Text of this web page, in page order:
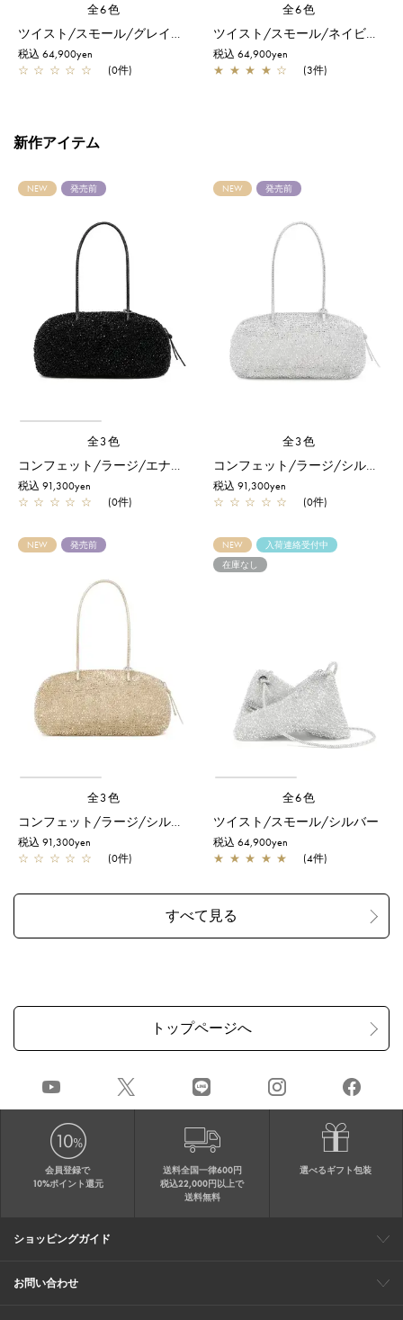
全6色
ツイスト/スモール/グレイッシュホワイトシルバー
税込 64,900yen
☆ ☆ ☆ ☆ ☆ (0件)
全6色
ツイスト/スモール/ネイビーシルバー
税込 64,900yen
★ ★ ★ ★ ☆ (3件)
新作アイテム
NEW 発売前
全3色
コンフェット/ラージ/エナメルブラック
税込 91,300yen
☆ ☆ ☆ ☆ ☆ (0件)
NEW 発売前
全3色
コンフェット/ラージ/シルバー
税込 91,300yen
☆ ☆ ☆ ☆ ☆ (0件)
NEW 発売前
全3色
コンフェット/ラージ/シルバーゴールド
税込 91,300yen
☆ ☆ ☆ ☆ ☆ (0件)
NEW
入荷連絡受付中
在庫なし
全6色
ツイスト/スモール/シルバー
税込 64,900yen
★ ★ ★ ★ ★ (4件)
会員登録で
10%ポイント還元
送料全国一律600円
税込22,000円以上で
送料無料
選べるギフト包装
ショッピングガイド
会員特典
ご購入・配送について
返品について
ギフト包装
FAQ
サイトマップ
お問い合わせ